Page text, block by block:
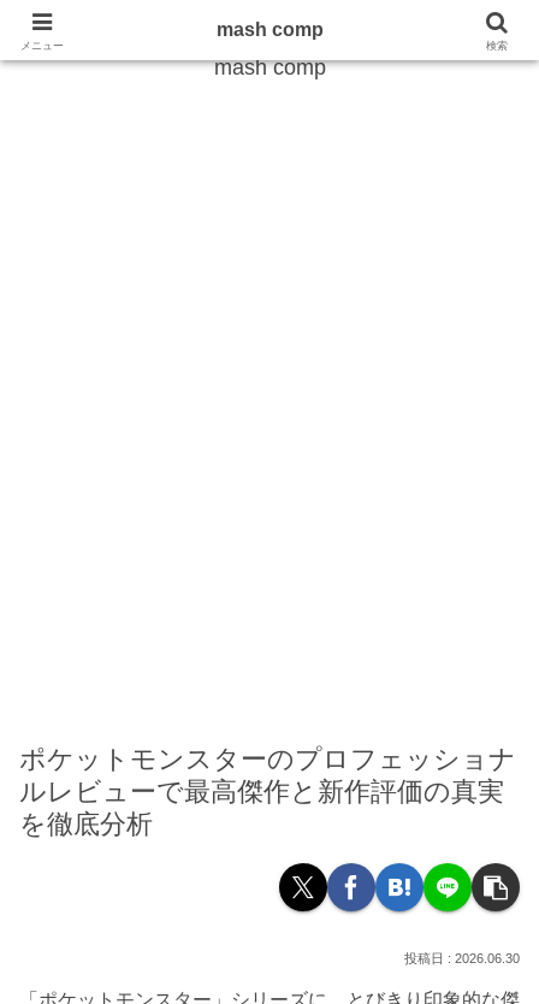
mash comp
ポケットモンスターのプロフェッショナ
ルレビューで最高傑作と新作評価の真実
を徹底分析
2026.06.30
メニュー
mash comp
検索